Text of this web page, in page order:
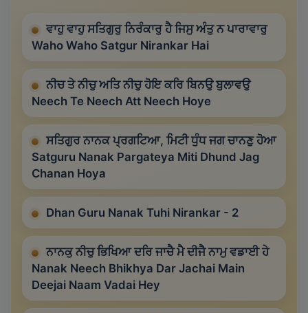
ਵਾਹੁ ਵਾਹੁ ਸਤਿਗੁਰੁ ਨਿਰੰਕਾਰੁ ਹੈ ਜਿਸੁ ਅੰਤੁ ਨ ਪਾਰਾਵਾਰੁ
Waho Waho Satgur Nirankar Hai
ਨੀਚ ਤੇ ਨੀਚੁ ਅਤਿ ਨੀਚੁ ਹੋਇ ਕਰਿ ਬਿਨਉ ਬੁਲਾਵਉ
Neech Te Neech Att Neech Hoye
ਸਤਿਗੁਰ ਨਾਨਕ ਪ੍ਰਗਟਿਆ, ਮਿਟੀ ਧੁੰਧ ਜਗ ਚਾਨਣੁ ਹੋਆ
Satguru Nanak Pargateya Miti Dhund Jag
Chanan Hoya
Dhan Guru Nanak Tuhi Nirankar - 2
ਨਾਨਕੁ ਨੀਚੁ ਭਿਖਿਆ ਦਰਿ ਜਾਚੈ ਮੈ ਦੀਜੈ ਨਾਮੁ ਵਡਾਈ ਹੇ
Nanak Neech Bhikhya Dar Jachai Main
Deejai Naam Vadai Hey